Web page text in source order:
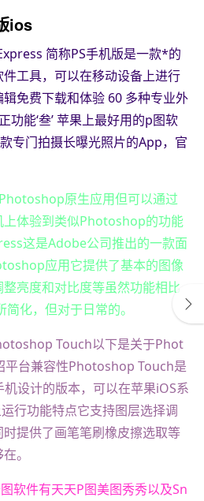
ios
简称PS手机版是一款*的
工具，可以在移动设备上进行
免费下载和体验 60 多种专业外
能‘叁’ 苹果上最好用的p图软
专门拍摄长曝光照片的App，官
原生应用但可以通过
上体验到类似Photoshop的功能
这是Adobe公司推出的一款面
应用它提供了基本的图像
亮度和对比度等虽然功能相比
化，但对于日常的。
Touch以下是关于Phot
平台兼容性Photoshop Touch是
设计的版本，可以在苹果iOS系
行功能特点它支持图层选择调
提供了画笔笔刷橡皮擦选取等
。
软件有天天P图美图秀秀以及Sn